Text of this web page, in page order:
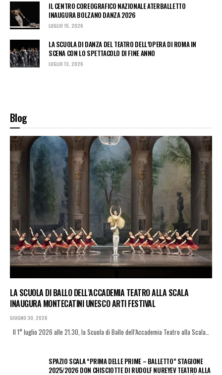
IL CENTRO COREOGRAFICO NAZIONALE ATERBALLETTO
INAUGURA BOLZANO DANZA 2026
LUGLIO 15, 2026
LA SCUOLA DI DANZA DEL TEATRO DELL’OPERA DI ROMA IN
SCENA CON LO SPETTACOLO DI FINE ANNO
LUGLIO 13, 2026
Blog
LA SCUOLA DI BALLO DELL’ACCADEMIA TEATRO ALLA SCALA
INAUGURA MONTECATINI UNESCO ARTI FESTIVAL
GIUGNO 30, 2026
Il 1° luglio 2026 alle 21.30, la Scuola di Ballo dell’Accademia Teatro alla Scala…
SPAZIO SCALA “PRIMA DELLE PRIME – BALLETTO” STAGIONE
2025/2026 DON CHISCIOTTE DI RUDOLF NUREYEV TEATRO ALLA